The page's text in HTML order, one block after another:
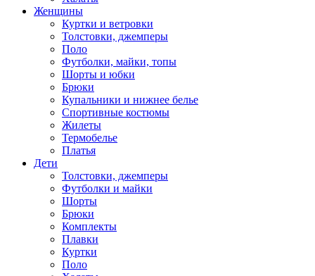
Женщины
Куртки и ветровки
Толстовки, джемперы
Поло
Футболки, майки, топы
Шорты и юбки
Брюки
Купальники и нижнее белье
Спортивные костюмы
Жилеты
Термобелье
Платья
Дети
Толстовки, джемперы
Футболки и майки
Шорты
Брюки
Комплекты
Плавки
Куртки
Поло